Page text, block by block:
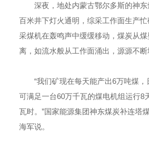
深夜，地处内蒙古鄂尔多斯的神
百米井下灯火通明，综采工作面生产
采煤机在轰鸣声中缓缓移动，煤炭从煤
离，如流水般从工作面涌出，源源不断
“我们矿现在每天能产出6万吨煤，
可满足一台60万千瓦的煤电机组运行8
瓦时。”国家能源集团神东煤炭补连塔
海军说。